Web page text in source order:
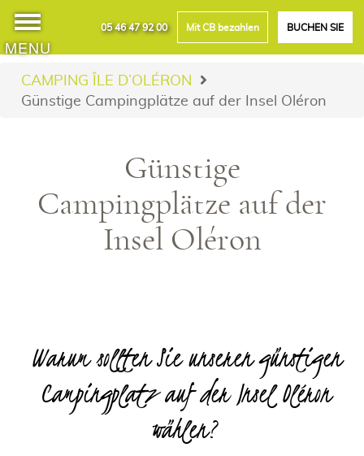
MENU
05 46 47 92 00 Mit CB bezahlen BUCHEN SIE
CAMPING ÎLE D’OLÉRON
Günstige Campingplätze auf der Insel Oléron
Günstige
Campingplätze auf der
Insel Oléron
Warum sollten Sie unseren günstigen
Campingplatz auf der Insel Oléron
wählen?